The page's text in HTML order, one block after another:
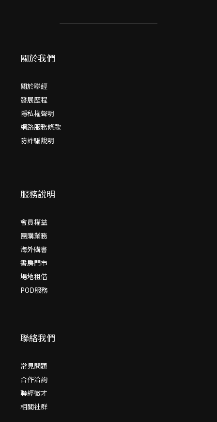
關於我們
關於聯經
發展歷程
隱私權聲明
網路服務條款
防詐騙說明
服務說明
會員權益
團購業務
海外購書
書房門市
場地租借
POD服務
聯絡我們
常見問題
合作洽詢
聯經徵才
相關社群